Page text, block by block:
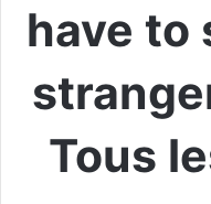
have to
Tous